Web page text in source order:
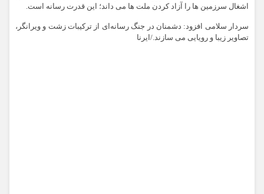
اشغال سرزمین ها را آزاد کردن ملت ها می داند؛ این قدرت رسانه است.
سردار سلامی افزود: دشمنان در جنگ رسانه‌ای از ترکیبات زشت و ویرانگر،
تصاویر زیبا و رویایی می سازند./ایرنا